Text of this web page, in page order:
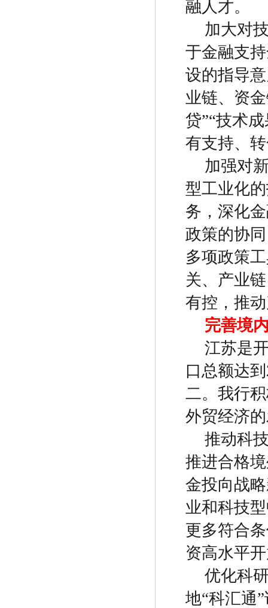
融人才。
加大对
于金融支
设的指导
业链、资
贷”“技术
有支持、
加强对
型工业化
务，深化
政策的协
多项政策
关、产业
有控，推
完善境
江苏是
口总额达到
二。我行
外贸经济
推动科
推进合格
金投向战
业和科技
更多符合
资高水平
优化科
地“科汇通”